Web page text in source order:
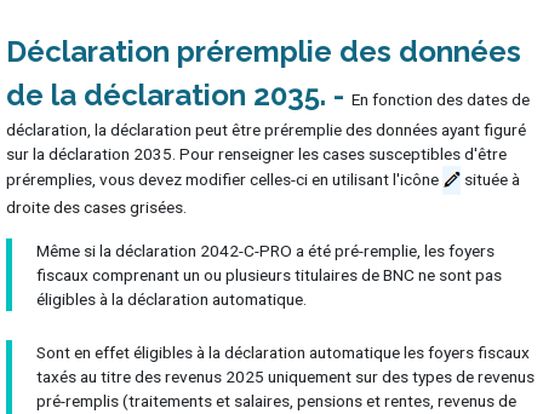
Déclaration préremplie des données
de la déclaration 2035
En fonction des dates de
déclaration, la déclaration peut être préremplie des données ayant figuré
sur la déclaration 2035. Pour renseigner les cases susceptibles d'être
préremplies, vous devez modifier celles-ci en utilisant l'icône
située à
droite des cases grisées.
Même si la déclaration 2042-C-PRO a été pré-remplie, les foyers
fiscaux comprenant un ou plusieurs titulaires de BNC ne sont pas
éligibles à la déclaration automatique.
Sont en effet éligibles à la déclaration automatique les foyers fiscaux
taxés au titre des revenus 2025 uniquement sur des types de revenus
pré-remplis (traitements et salaires, pensions et rentes, revenus de